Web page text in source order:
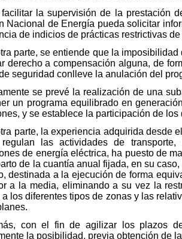
facilitar la supervisión de la prestación
Nacional de Energía pueda solicitar
de indicios de prácticas restrictivas
parte, se entiende que la
derecho a compensación alguna, de
seguridad conlleve la anulación del
se prevé la realización de una
un programa equilibrado en
y se establece la participación de
parte, la experiencia adquirida desde
las actividades de transporte,
de energía eléctrica, ha puesto de
de la cuantía anual fijada, en su
destinada a la ejecución de forma
a la media, eliminando a su vez la
a los diferentes tipos de zonas y las
con el fin de agilizar los plazos
la posibilidad, previa obtención de